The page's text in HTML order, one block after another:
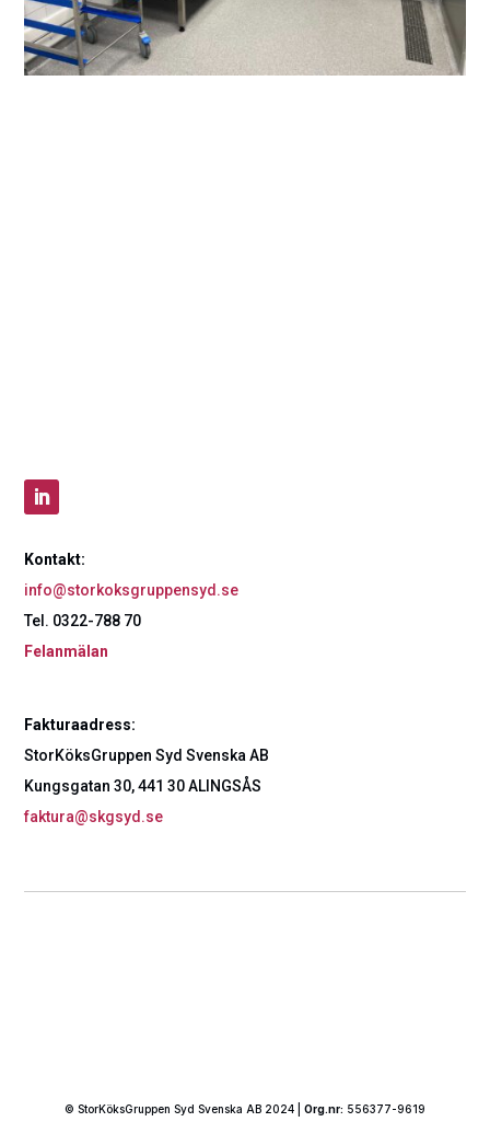
Kontakt:
info@storkoksgruppensyd.se
Tel. 0322-788 70
Felanmälan
Fakturaadress:
StorKöksGruppen Syd Svenska AB
Kungsgatan 30, 441 30 ALINGSÅS
faktura@skgsyd.se
© StorKöksGruppen Syd Svenska AB 2024 | Org.nr: 556377-9619